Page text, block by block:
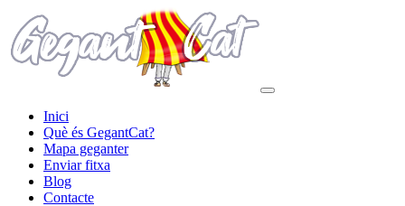
Inici
Què és GegantCat?
Mapa geganter
Enviar fitxa
Blog
Contacte